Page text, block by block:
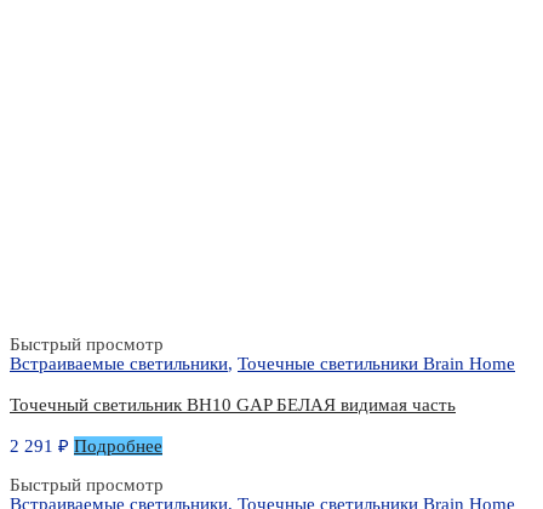
Быстрый просмотр
Встраиваемые светильники, Точечные светильники Brain Home
Точечный светильник BH10 GAP БЕЛАЯ видимая часть
2 291 ₽ Подробнее
Быстрый просмотр
Встраиваемые светильники, Точечные светильники Brain Home